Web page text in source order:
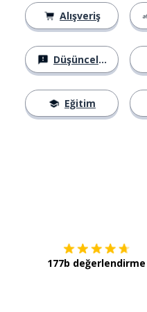
Alışveriş
Düşünceler
Eğitim
177b değerlendirme